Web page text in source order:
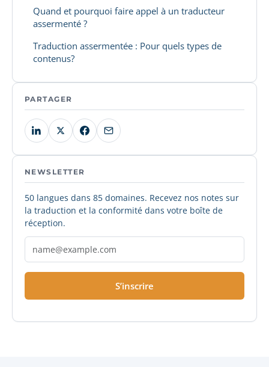
Quand et pourquoi faire appel à un traducteur
assermenté ?
Traduction assermentée : Pour quels types de
contenus?
PARTAGER
NEWSLETTER
50 langues dans 85 domaines. Recevez nos notes sur
la traduction et la conformité dans votre boîte de
réception.
S’inscrire